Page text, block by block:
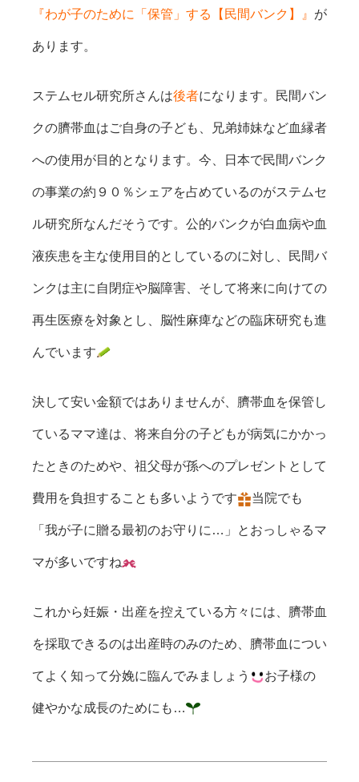
『わが子のために「保管」する【民間バンク】』 が
あります。
ステムセル研究所さんは後者になります。民間バン
クの臍帯血はご自身の子ども、兄弟姉妹など血縁者
への使用が目的となります。今、日本で民間バンク
の事業の約９０％シェアを占めているのがステムセ
ル研究所なんだそうです。公的バンクが白血病や血
液疾患を主な使用目的としているのに対し、民間バ
ンクは主に自閉症や脳障害、そして将来に向けての
再生医療を対象とし、脳性麻痺などの臨床研究も進
んでいます
決して安い金額ではありませんが、臍帯血を保管し
ているママ達は、将来自分の子どもが病気にかかっ
たときのためや、祖父母が孫へのプレゼントとして
費用を負担することも多いようです 当院でも
「我が子に贈る最初のお守りに…」とおっしゃるマ
マが多いですね
これから妊娠・出産を控えている方々には、臍帯血
を採取できるのは出産時のみのため、臍帯血につい
てよく知って分娩に臨んでみましょう お子様の
健やかな成長のためにも…